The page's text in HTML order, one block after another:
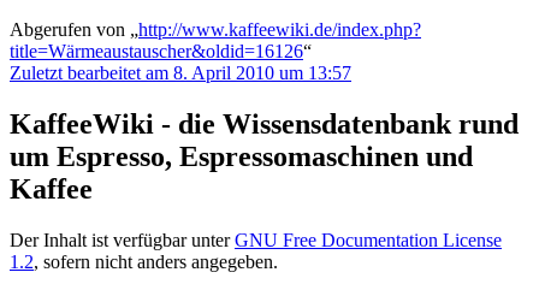
Abgerufen von „http://www.kaffeewiki.de/index.php?
title=Wärmeaustauscher&oldid=16126“
Zuletzt bearbeitet am 8. April 2010 um 13:57
KaffeeWiki - die Wissensdatenbank rund
um Espresso, Espressomaschinen und
Kaffee
Der Inhalt ist verfügbar unterGNU Free Documentation License
1.2, sofern nicht anders angegeben.